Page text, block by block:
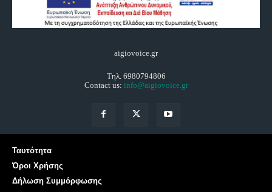
aigiovoice.gr
Τηλ. 6980794806
Contact us: info@aigiovoice.gr
Ταυτότητα
Όροι Χρήσης
Δήλωση Συμμόρφωσης